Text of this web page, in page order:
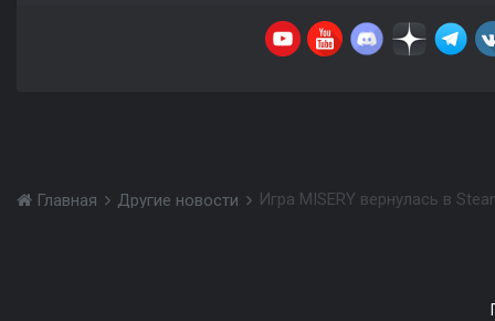
Главная Другие новости Игра MISERY вернулась в